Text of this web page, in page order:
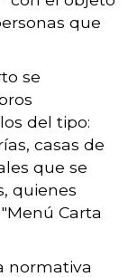
que
se
del tipo:
casas de
que se
quienes
Carta
normativa